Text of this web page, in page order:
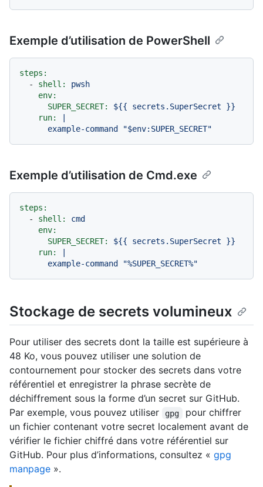
Exemple d’utilisation de PowerShell
steps:
-
shell:
pwsh
env:
SUPER_SECRET:
${{ secrets.SuperSecret
}}
run:
Exemple d’utilisation de Cmd.exe
steps:
-
shell:
cmd
env:
SUPER_SECRET:
${{ secrets.SuperSecret
}}
run:
Stockage de secrets volumineux
Pour utiliser des secrets dont la taille est supérieure à
48 Ko, vous pouvez utiliser une solution de
contournement pour stocker des secrets dans votre
référentiel et enregistrer la phrase secrète de
déchiffrement sous la forme d’un secret sur GitHub.
Par exemple, vous pouvez utiliser
gpg
pour chiffrer
un fichier contenant votre secret localement avant de
vérifier le fichier chiffré dans votre référentiel sur
GitHub. Pour plus d’informations, consultez « gpg
manpage ».